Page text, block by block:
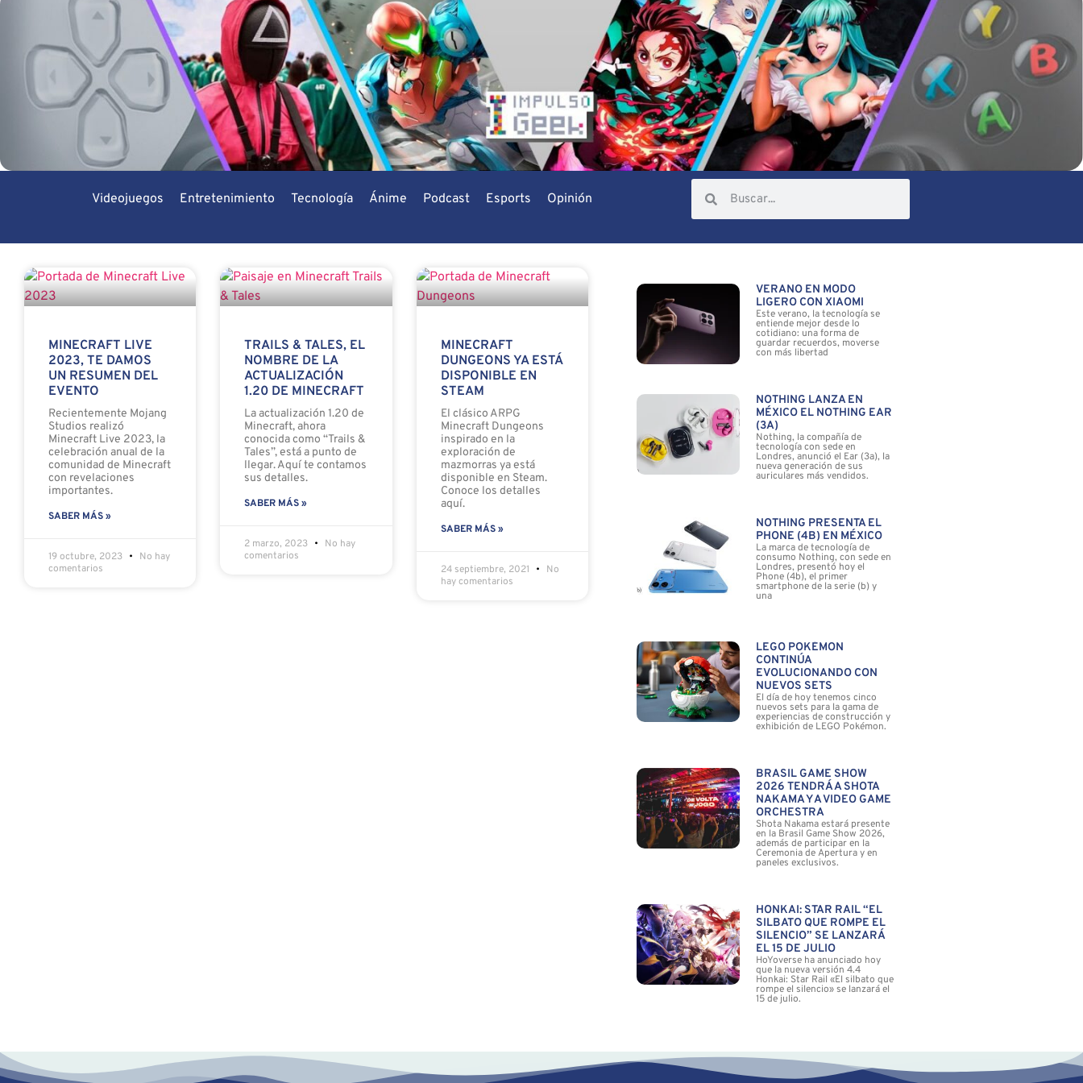
Videojuegos Entretenimiento Tecnología Ánime Podcast Esports Opinión
MINECRAFT LIVE
2023, TE DAMOS
UN RESUMEN DEL
EVENTO
Recientemente Mojang
Studios realizó
Minecraft Live 2023, la
celebración anual de la
comunidad de Minecraft
con revelaciones
importantes.
SABER MÁS »
19 octubre, 2023
No hay
comentarios
TRAILS & TALES, EL
NOMBRE DE LA
ACTUALIZACIÓN
1.20 DE MINECRAFT
La actualización 1.20 de
Minecraft, ahora
conocida como “Trails &
Tales”, está a punto de
llegar. Aquí te contamos
sus detalles.
SABER MÁS »
2 marzo, 2023
No hay
comentarios
MINECRAFT
DUNGEONS YA ESTÁ
DISPONIBLE EN
STEAM
El clásico ARPG
Minecraft Dungeons
inspirado en la
exploración de
mazmorras ya está
disponible en Steam.
Conoce los detalles
aquí.
SABER MÁS »
24 septiembre, 2021
No
hay comentarios
VERANO EN MODO
LIGERO CON XIAOMI
Este verano, la tecnología se
entiende mejor desde lo
cotidiano: una forma de
guardar recuerdos, moverse
con más libertad
NOTHING LANZA EN
MÉXICO EL NOTHING EAR
(3A)
Nothing, la compañía de
tecnología con sede en
Londres, anunció el Ear (3a), la
nueva generación de sus
auriculares más vendidos.
NOTHING PRESENTA EL
PHONE (4B) EN MÉXICO
La marca de tecnología de
consumo Nothing, con sede en
Londres, presentó hoy el
Phone (4b), el primer
smartphone de la serie (b) y
una
LEGO POKÉMON
CONTINÚA
EVOLUCIONANDO CON
NUEVOS SETS
El día de hoy tenemos cinco
nuevos sets para la gama de
experiencias de construcción y
exhibición de LEGO Pokémon.
BRASIL GAME SHOW
2026 TENDRÁ A SHOTA
NAKAMA Y A VIDEO GAME
ORCHESTRA
Shota Nakama estará presente
en la Brasil Game Show 2026,
además de participar en la
Ceremonia de Apertura y en
paneles exclusivos.
HONKAI: STAR RAIL “EL
SILBATO QUE ROMPE EL
SILENCIO” SE LANZARÁ
EL 15 DE JULIO
HoYoverse ha anunciado hoy
que la nueva versión 4.4
Honkai: Star Rail «El silbato que
rompe el silencio» se lanzará el
15 de julio.